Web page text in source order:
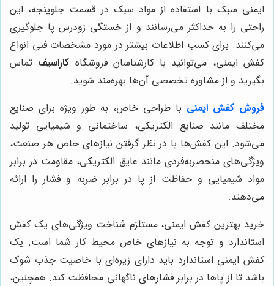
ایمنی سبک با استفاده از مواد سبک در قسمت جلوپنجه، این
راحتی را به حداکثر می‌رسانند و از خستگی زودرس پا جلوگیری
می‌کنند. برای کسب اطلاعات بیشتر در مورد مشخصات فنی انواع
کفش ایمنی، می‌توانید با کارشناسان فروشگاه کاراسیف تماس
بگیرید و از مشاوره تخصصی آن‌ها بهره‌مند شوید.
فروش کفش ایمنی با طراحی خاص، به طور ویژه برای صنایع
مختلف مانند صنایع الکتریکی، ساختمانی و شیمیایی تولید
می‌شود. این کفش‌ها با در نظر گرفتن نیازهای خاص هر صنعت،
ویژگی‌های منحصربه‌فردی مانند عایق الکتریکی، مقاومت در برابر
مواد شیمیایی و حفاظت از پا در برابر ضربه و فشار را ارائه
می‌دهند.
خرید بهترین کفش ایمنی، مستلزم شناخت ویژگی‌های یک کفش
استاندارد و توجه به نیازهای خاص محیط کار شما است. یک
کفش ایمنی استاندارد باید دارای زیره‌ای با خاصیت جذب شوک
باشد تا از پاها در برابر فشارهای ناگهانی محافظت کند. همچنین،